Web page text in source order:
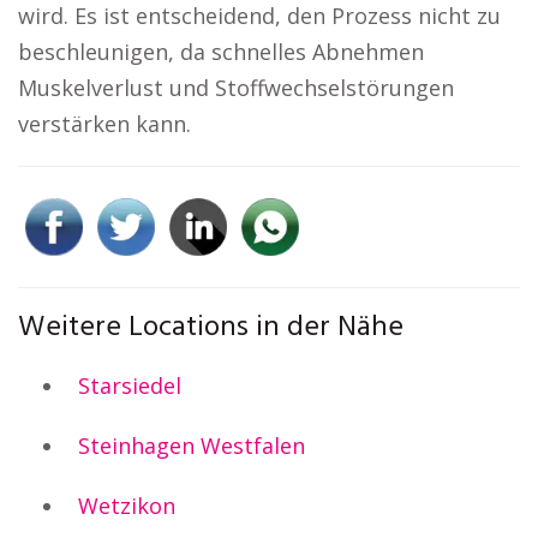
wird. Es ist entscheidend, den Prozess nicht zu
beschleunigen, da schnelles Abnehmen
Muskelverlust und Stoffwechselstörungen
verstärken kann.
Weitere Locations in der Nähe
Starsiedel
Steinhagen Westfalen
Wetzikon